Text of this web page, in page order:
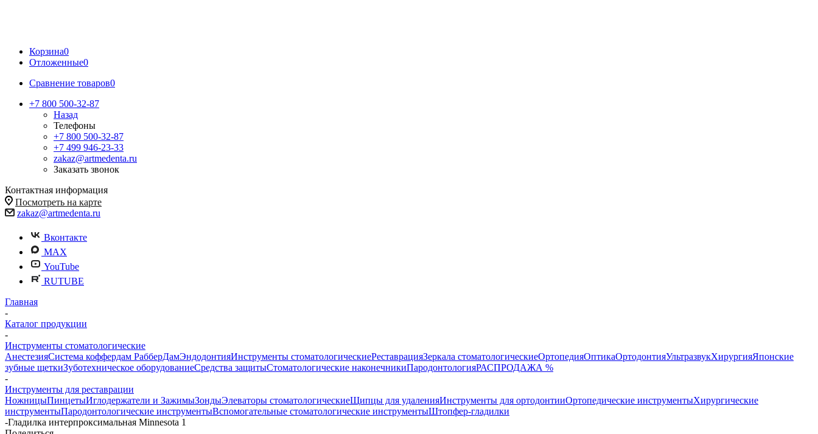
Корзина0
Отложенные0
Сравнение товаров0
+7 800 500-32-87
Назад
Телефоны
+7 800 500-32-87
+7 499 946-23-33
zakaz@artmedenta.ru
Заказать звонок
Контактная информация
Посмотреть на карте
zakaz@artmedenta.ru
Вконтакте
MAX
YouTube
RUTUBE
Главная
-
Каталог продукции
-
Инструменты стоматологические
АнестезияСистема коффердам РабберДамЭндодонтияИнструменты стоматологическиеРеставрацияЗеркала стоматологическиеОртопедияОптикаОртодонтияУльтразвукХирургияЯпонские
зубные щеткиЗуботехническое оборудованиеСредства защитыСтоматологические наконечникиПародонтологияРАСПРОДАЖА %
-
Инструменты для реставрации
НожницыПинцетыИглодержатели и ЗажимыЗондыЭлеваторы стоматологическиеЩипцы для удаленияИнструменты для ортодонтииОртопедические инструментыХирургические
инструментыПародонтологические инструментыВспомогательные стоматологические инструментыШтопфер-гладилки
-Гладилка интерпроксимальная Minnesota 1